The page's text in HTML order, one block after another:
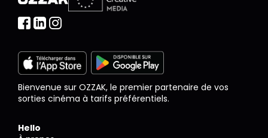
Bienvenue sur OZZAK, le premier partenaire de vos
sorties cinéma à tarifs préférentiels.
Hello